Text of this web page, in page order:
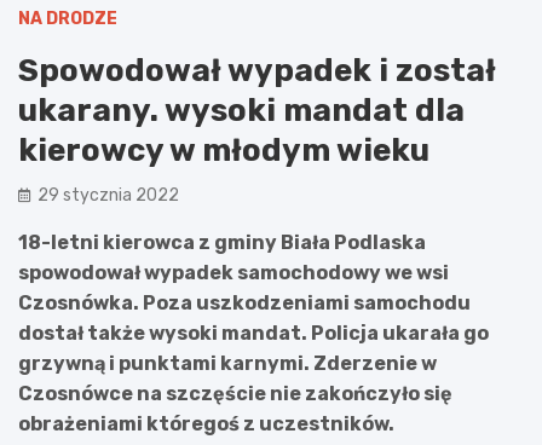
NA DRODZE
Spowodował wypadek i został
ukarany. wysoki mandat dla
kierowcy w młodym wieku
29 stycznia 2022
18-letni kierowca z gminy Biała Podlaska
spowodował wypadek samochodowy we wsi
Czosnówka. Poza uszkodzeniami samochodu
dostał także wysoki mandat. Policja ukarała go
grzywną i punktami karnymi. Zderzenie w
Czosnówce na szczęście nie zakończyło się
obrażeniami któregoś z uczestników.